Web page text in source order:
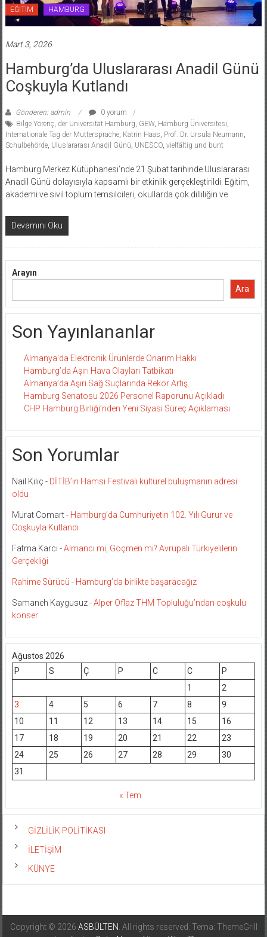
EĞİTİM HAMBURG
Mart 3, 2026
Hamburg’da Uluslararası Anadil Günü
Coşkuyla Kutlandı
Gönderen: admin
0 yorum
Bilge Yörenç der Universität Hamburg GEW, Hamburg Üniversitesi
Internationale Tag der Muttersprache, Katrin Haas Prof. Dr. Ursula Neumann
Schulbehörde, Uluslararası Anadil Günü UNESCO, vielfältig und bunt
Hamburg Merkez Kütüphanesi’nde 21 Şubat tarihinde Uluslararası
Anadil Günü dolayısıyla kapsamlı bir etkinlik gerçekleştirildi. Eğitim,
akademi ve sivil toplum temsilcileri, okullarda çok dilliliğin ve
Devamını Oku
Arayın
Ara
Son Yayınlananlar
Almanya’da Elektronik Ürünlerde Onarım Hakkı
Hamburg’da Aşırı Hava Olayları Tatbikatı
Almanya’da Aşırı Sağ Suçlarında Rekor Artış
Hamburg Senatosu 2026 Personel Raporunu Açıkladı
CHP Hamburg Birliği’nden Yeni Siyasi Süreç Açıklaması
Son Yorumlar
Nail Kılıç - DİTİB’in Hamsi Festivali kültürel buluşmanın adresi
oldu
Murat Comart- Hamburg’da Cumhuriyetin 102. Yılı Gurur ve
Coşkuyla Kutlandı
Fatma Karcı -Almancı mı, Göçmen mi? Avrupalı Türkiyelilerin
Gerçekliği
Rahime Sürücü - Hamburg’da birlikte başaracağız
Samaneh Kaygusuz-Alper Oflaz THM Topluluğu’ndan coşkulu
konser
Ağustos 2026
P
S Ç P C C
P
1
2
3
4 5 6 7 8
9
10
11 12 13 14 15
16
17
18 19 20 21 22
23
24
25 26 27 28 29
30
31
« Tem
GİZLİLİK POLİTİKASI
İLETİŞİM
KÜNYE
Copyright © 2026 ASBÜLTEN . All rights reserved. Tema: ThemeGrill